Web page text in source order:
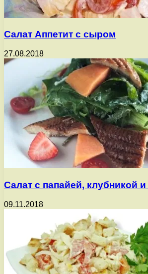
Салат Аппетит с сыром
27.08.2018
Салат с папайей, клубникой и
09.11.2018